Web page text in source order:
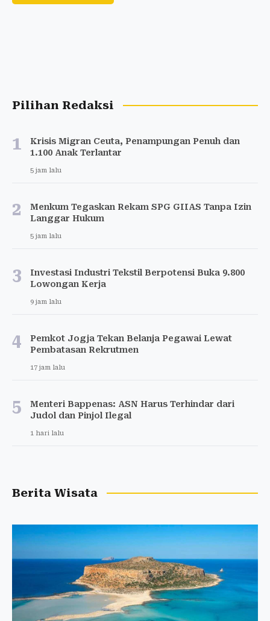
Pilihan Redaksi
1
Krisis Migran Ceuta, Penampungan Penuh dan
1.100 Anak Terlantar
5 jam lalu
2
Menkum Tegaskan Rekam SPG GIIAS Tanpa Izin
Langgar Hukum
5 jam lalu
3
Investasi Industri Tekstil Berpotensi Buka 9.800
Lowongan Kerja
9 jam lalu
4
Pemkot Jogja Tekan Belanja Pegawai Lewat
Pembatasan Rekrutmen
17 jam lalu
5
Menteri Bappenas: ASN Harus Terhindar dari
Judol dan Pinjol Ilegal
1 hari lalu
Berita Wisata